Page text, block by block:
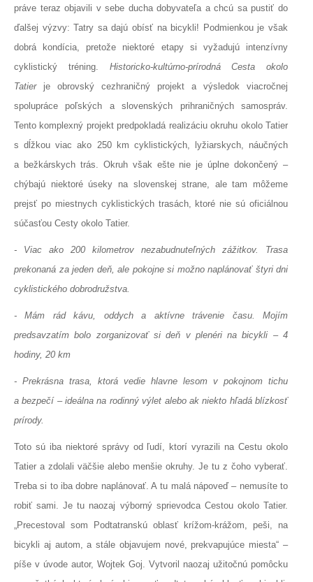
práve teraz objavili v sebe ducha dobyvateľa a chcú sa pustiť do
ďalšej výzvy: Tatry sa dajú obísť na bicykli! Podmienkou je však
dobrá kondícia, pretože niektoré etapy si vyžadujú intenzívny
cyklistický tréning. Historicko-kultúrno-prírodná Cesta okolo
Tatierje obrovský cezhraničný projekt a výsledok viacročnej
spolupráce poľských a slovenských prihraničných samospráv.
Tento komplexný projekt predpokladá realizáciu okruhu okolo Tatier
s dĺžkou viac ako 250 km cyklistických, lyžiarskych, náučných
a bežkárskych trás. Okruh však ešte nie je úplne dokončený –
chýbajú niektoré úseky na slovenskej strane, ale tam môžeme
prejsť po miestnych cyklistických trasách, ktoré nie sú oficiálnou
súčasťou Cesty okolo Tatier.
- Viac ako 200 kilometrov nezabudnuteľných zážitkov. Trasa
prekonaná za jeden deň, ale pokojne si možno naplánovať štyri dni
cyklistického dobrodružstva.
- Mám rád kávu, oddych a aktívne trávenie času. Mojím
predsavzatím bolo zorganizovať si deň v plenéri na bicykli – 4
hodiny, 20 km
- Prekrásna trasa, ktorá vedie hlavne lesom v pokojnom tichu
a bezpečí – ideálna na rodinný výlet alebo ak niekto hľadá blízkosť
prírody.
Toto sú iba niektoré správy od ľudí, ktorí vyrazili na Cestu okolo
Tatier a zdolali väčšie alebo menšie okruhy. Je tu z čoho vyberať.
Treba si to iba dobre naplánovať. A tu malá nápoveď – nemusíte to
robiť sami. Je tu naozaj výborný sprievodca Cestou okolo Tatier.
„Precestoval som Podtatranskú oblasť krížom-krážom, peši, na
bicykli aj autom, a stále objavujem nové, prekvapujúce miesta“ –
píše v úvode autor, Wojtek Goj. Vytvoril naozaj užitočnú pomôcku